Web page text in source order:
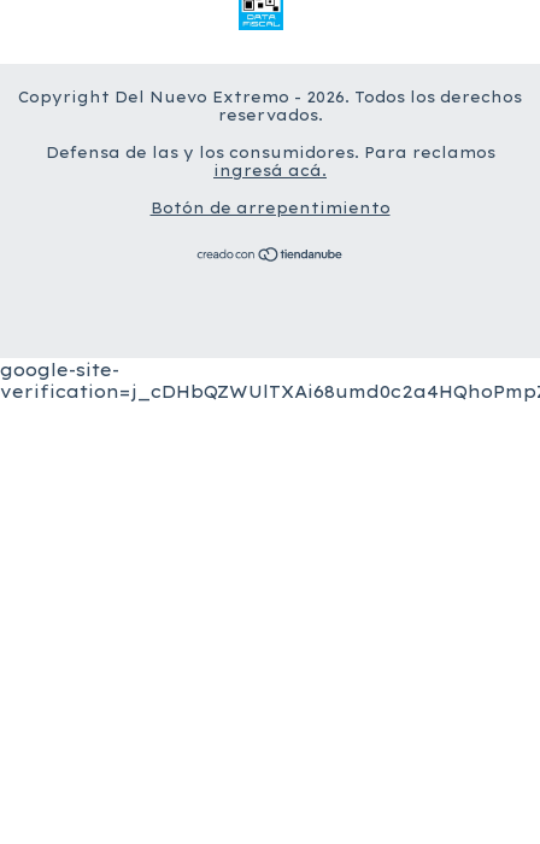
Copyright Del Nuevo Extremo - 2026. Todos los derechos
reservados.
Defensa de las y los consumidores. Para reclamos
ingresá acá.
Botón de arrepentimiento
google-site-